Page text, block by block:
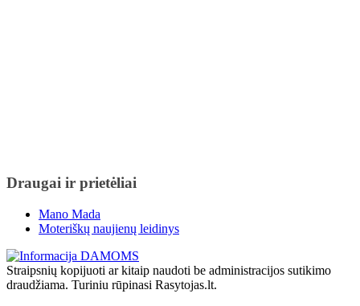
Draugai ir prietėliai
Mano Mada
Moteriškų naujienų leidinys
Straipsnių kopijuoti ar kitaip naudoti be administracijos sutikimo
draudžiama. Turiniu rūpinasi Rasytojas.lt.